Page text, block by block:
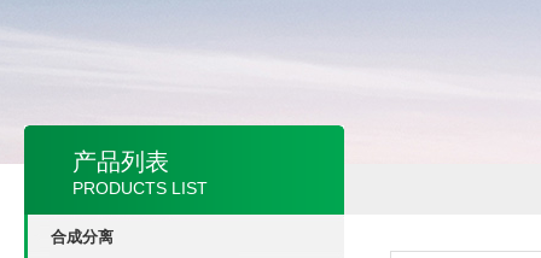
产品列表
PRODUCTS LIST
合成分离